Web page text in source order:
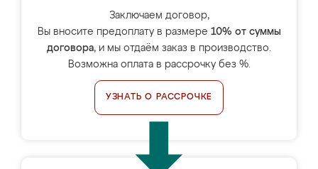
Заключаем договор,
Вы вносите предоплату в размере 10% от суммы
договора, и мы отдаём заказ в производство.
Возможна оплата в рассрочку без %.
УЗНАТЬ О РАССРОЧКЕ